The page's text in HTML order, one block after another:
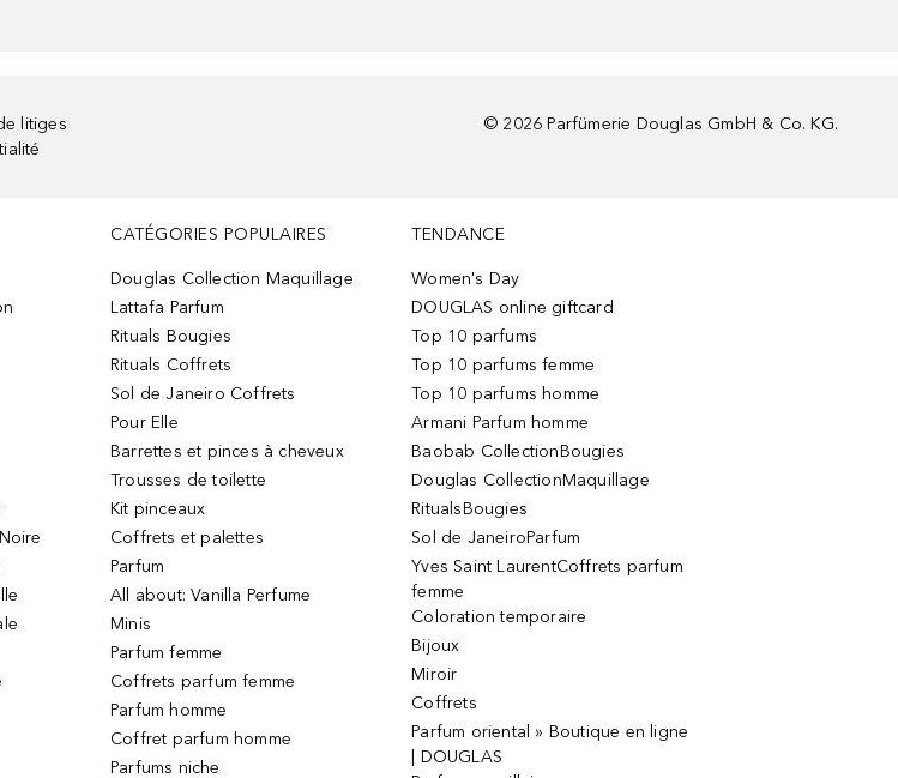
litiges
© 2026 Parfümerie Douglas GmbH & Co. KG.
CATÉGORIES POPULAIRES
Douglas Collection Maquillage
Lattafa Parfum
Rituals Bougies
Rituals Coffrets
Sol de Janeiro Coffrets
Pour Elle
Barrettes et pinces à cheveux
Trousses de toilette
Kit pinceaux
Coffrets et palettes
Parfum
All about: Vanilla Perfume
Minis
Parfum femme
Coffrets parfum femme
Parfum homme
Coffret parfum homme
Parfums niche
TENDANCE
Women's Day
DOUGLAS online giftcard
Top 10 parfums
Top 10 parfums femme
Top 10 parfums homme
Armani Parfum homme
Baobab CollectionBougies
Douglas CollectionMaquillage
RitualsBougies
Sol de JaneiroParfum
Yves Saint LaurentCoffrets parfum
femme
Coloration temporaire
Bijoux
Miroir
Coffrets
Parfum oriental » Boutique en ligne
| DOUGLAS